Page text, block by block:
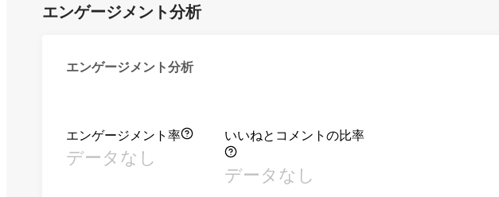
エンゲージメント分析
エンゲージメント分析
エンゲージメント率
データなし
いいねとコメントの比率
データなし